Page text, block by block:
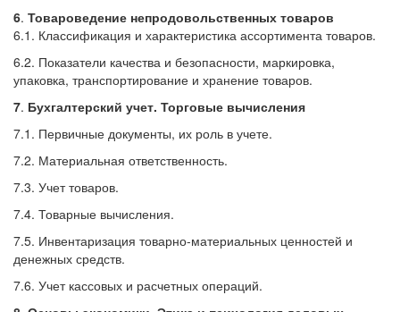
6. Товароведение непродовольственных товаров
6.1. Классификация и характеристика ассортимента товаров.
6.2. Показатели качества и безопасности, маркировка,
упаковка, транспортирование и хранение товаров.
7. Бухгалтерский учет. Торговые вычисления
7.1. Первичные документы, их роль в учете.
7.2. Материальная ответственность.
7.3. Учет товаров.
7.4. Товарные вычисления.
7.5. Инвентаризация товарно-материальных ценностей и
денежных средств.
7.6. Учет кассовых и расчетных операций.